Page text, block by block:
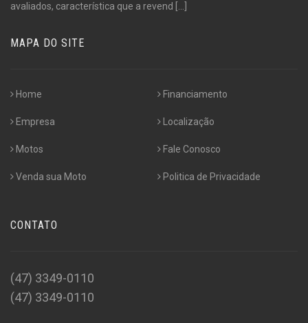
avaliados, característica que a revend
MAPA DO SITE
Home
Empresa
Motos
Venda sua Moto
Financiamento
Localização
Fale Conosco
Politica de Privacidade
CONTATO
(47) 3349-0110
(47) 3349-0110